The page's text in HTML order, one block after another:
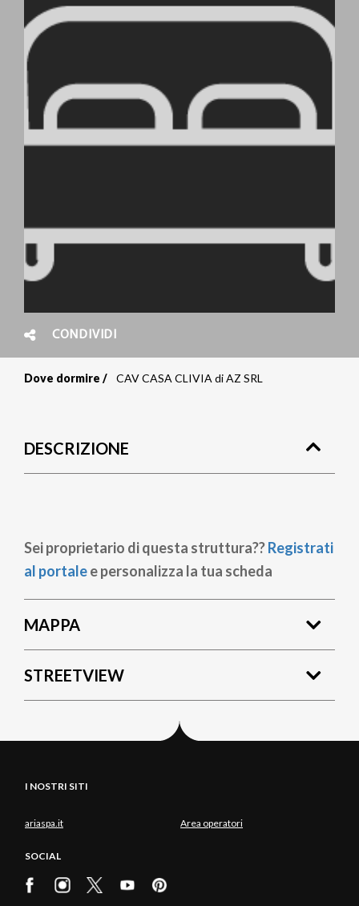
CONDIVIDI
pane
Dove dormire CAV CASA CLIVIA di AZ SRL
DESCRIZIONE
Sei proprietario di questa struttura??Registrati
al portalee personalizza la tua scheda
MAPPA
STREETVIEW
I NOSTRI SITI
ariaspa.it Area operatori
SOCIAL